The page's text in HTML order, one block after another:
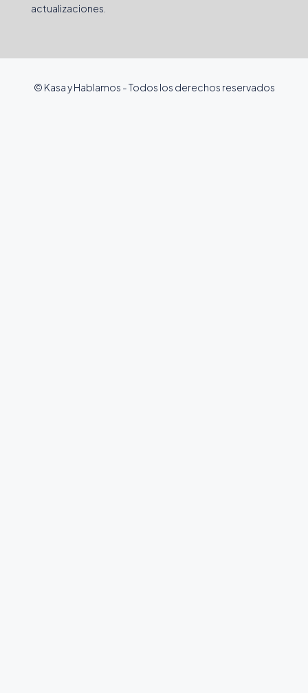
actualizaciones.
© Kasa y Hablamos - Todos los derechos reservados